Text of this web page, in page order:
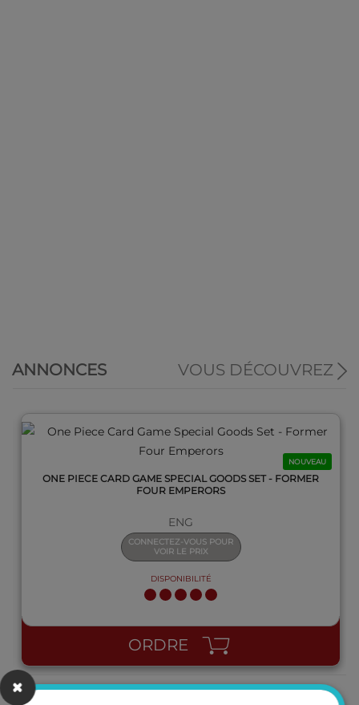
ANNONCES VOUS DÉCOUVREZ
NOUVEAU
ONE PIECE CARD GAME SPECIAL GOODS SET - FORMER
FOUR EMPERORS
ENG
CONNECTEZ-VOUS POUR
VOIR LE PRIX
DISPONIBILITÉ
ORDRE